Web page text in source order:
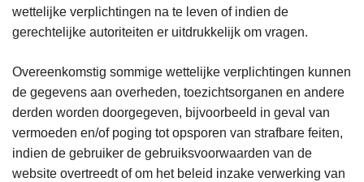
wettelijke verplichtingen na te leven of indien de
gerechtelijke autoriteiten er uitdrukkelijk om vragen.
Overeenkomstig sommige wettelijke verplichtingen kunnen
de gegevens aan overheden, toezichtsorganen en andere
derden worden doorgegeven, bijvoorbeeld in geval van
vermoeden en/of poging tot opsporen van strafbare feiten,
indien de gebruiker de gebruiksvoorwaarden van de
website overtreedt of om het beleid inzake verwerking van